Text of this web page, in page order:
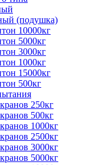
(подушка)
10000кг
5000кг
3000кг
1000кг
15000кг
500кг
250кг
500кг
1000кг
2500кг
3000кг
5000кг